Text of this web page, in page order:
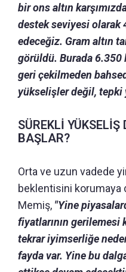
bir ons altın
destek seviyesi olarak
edeceğiz. Gram altın
görüldü. Burada
geri çekilmeden
yükselişler değil,
SÜREKLİ
BAŞLAR?
Orta ve uzun vadede
beklentisini korumaya
Memiş, "Yine
fiyatlarının gerilemesi
tekrar iyimserliğe
fayda var. Yine bu